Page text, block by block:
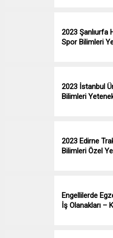
2023 Şanlıurfa
Spor Bilimleri
2023 İstanbul
Bilimleri
2023 Edirne
Bilimleri Özel
Engellilerde
İş Olanakları –